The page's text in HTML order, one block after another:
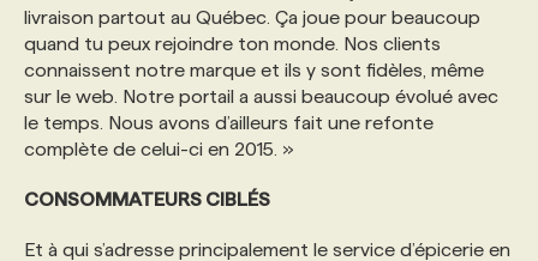
livraison partout au Québec. Ça joue pour beaucoup
quand tu peux rejoindre ton monde. Nos clients
connaissent notre marque et ils y sont fidèles, même
sur le web. Notre portail a aussi beaucoup évolué avec
le temps. Nous avons d’ailleurs fait une refonte
complète de celui-ci en 2015. »
CONSOMMATEURS CIBLÉS
Et à qui s’adresse principalement le service d’épicerie en